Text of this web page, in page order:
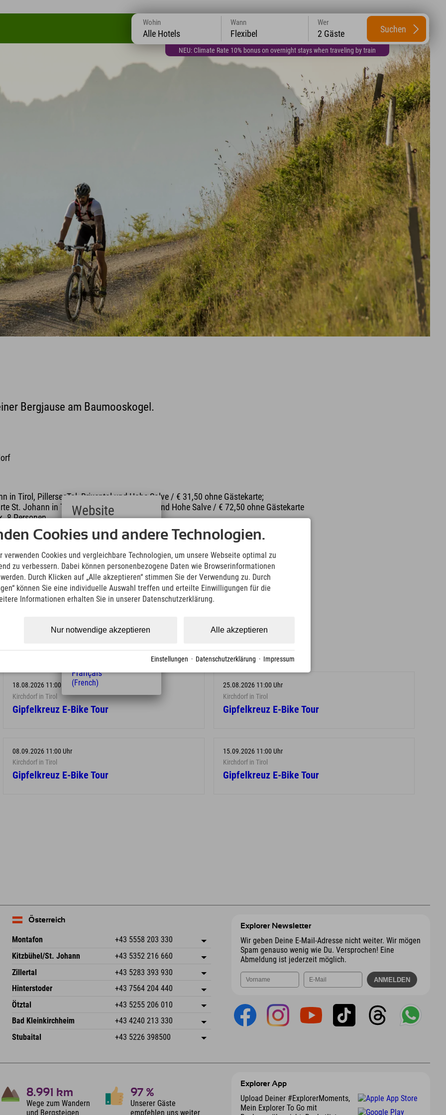
NEU: Climate Rate 10% bonus on overnight stays when traveling by train
Wohin
Alle Hotels
Wann
Flexibel
Wer
2 Gäste Suchen
Bergjause am Baumooskogel.
in Tirol, PillerseeTal, Brixental und Hohe Salve / € 31,50 ohne Gästekarte;
St. Johann in Tirol, PillerseeTal, Brixental und Hohe Salve / € 72,50 ohne Gästekarte
8 Personen
Nature: office@bikenature.at oder Telefon +43 5352 21664
18.08.2026 11:00 Uhr
Kirchdorf in Tirol
Gipfelkreuz E-Bike Tour
25.08.2026 11:00 Uhr
Kirchdorf in Tirol
Gipfelkreuz E-Bike Tour
08.09.2026 11:00 Uhr
Kirchdorf in Tirol
Gipfelkreuz E-Bike Tour
15.09.2026 11:00 Uhr
Kirchdorf in Tirol
Gipfelkreuz E-Bike Tour
Österreich
Montafon +43 5558 203 330
Dorfstr. 127b
6793 Gaschurn/Montafon
Österreich
Adresse speichern
Buchen
Kitzbühel/St. Johann +43 5352 216 660
Speckbacherstraße 87
Österreich
Adresse speichern
Buchen
Zillertal +43 5283 393 930
Schmiedau 2
Österreich
Adresse speichern
Buchen
Hinterstoder +43 7564 204 440
Freizeitpark 10
Österreich
Adresse speichern
Buchen
Ötztal +43 5255 206 010
Gscheat 14
Österreich
Adresse speichern
Buchen
Bad Kleinkirchheim +43 4240 213 330
Dorfstraße 24
Adresse speichern
Mail senden
Stubaital +43 5226 398500
Explorer Newsletter
Wir geben Deine E-Mail-Adresse nicht weiter. Wir mögen
Spam genauso wenig wie Du. Versprochen! Eine
Abmeldung ist jederzeit möglich.
Explorer App
Upload Deiner #ExplorerMoments,
Mein Explorer To Go mit
8.991 km
Wege zum Wandern
und Bergsteigen
97 %
Unserer Gäste
empfehlen uns weiter
Cookies und andere Technologien.
verwenden Cookies und vergleichbare Technologien, um unsere Webseite optimal zu
zu verbessern. Dabei können personenbezogene Daten wie Browserinformationen
Durch Klicken auf „Alle akzeptieren“ stimmen Sie der Verwendung zu. Durch
können Sie eine individuelle Auswahl treffen und erteilte Einwilligungen für die
Informationen erhalten Sie in unserer Datenschutzerklärung.
Alle akzeptieren
Nur notwendige akzeptieren
Einstellungen · Datenschutzerklärung · Impressum
Website
Deutsch
(German)
English
(English)
Italiano
(Italian)
Čeština
(Czech)
Magyar
Nederlands
Français
(French)